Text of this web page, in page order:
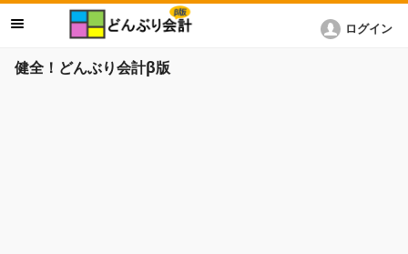
健全！どんぶり会計β版
ログイン